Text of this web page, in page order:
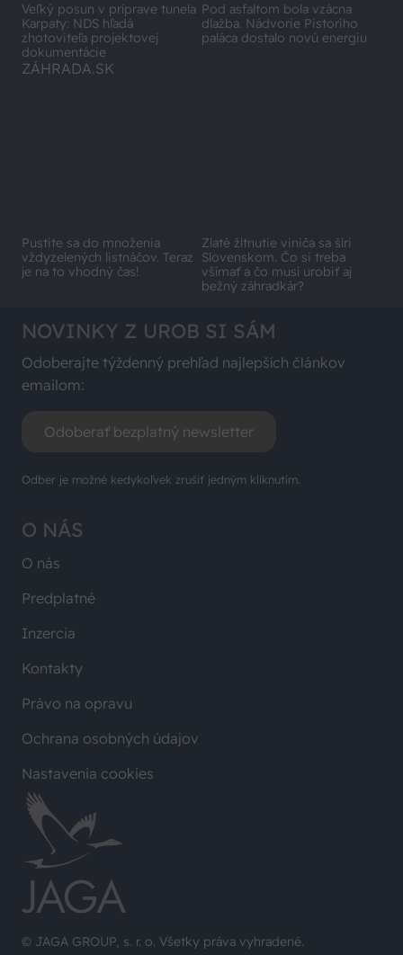
Veľký posun v príprave tunela
Karpaty: NDS hľadá
zhotoviteľa projektovej
dokumentácie
Pod asfaltom bola vzácna
dlažba. Nádvorie Pistoriho
paláca dostalo novú energiu
ZÁHRADA.SK
Pustite sa do množenia
vždyzelených listnáčov. Teraz
je na to vhodný čas!
Zlaté žltnutie viniča sa šíri
Slovenskom. Čo si treba
všímať a čo musí urobiť aj
bežný záhradkár?
© JAGA GROUP, s. r. o. Všetky práva vyhradené.
O NÁS
O nás
Predplatné
Inzercia
Kontakty
Právo na opravu
Ochrana osobných údajov
Nastavenia cookies
NOVINKY Z UROB SI SÁM
Odoberajte týždenný prehľad najlepších článkov
emailom:
Odoberať bezplatný newsletter
Odber je možné kedykoľvek zrušiť jedným kliknutím.